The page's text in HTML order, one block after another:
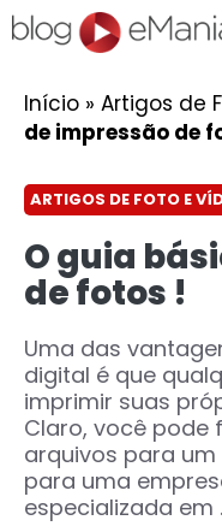
Início » Artigos de
de impressão de
ARTIGOS DE FOTO E
O guia
de fotos !
Uma das
digital é que
imprimir suas
Claro, você pode
arquivos para
para uma
especializada em